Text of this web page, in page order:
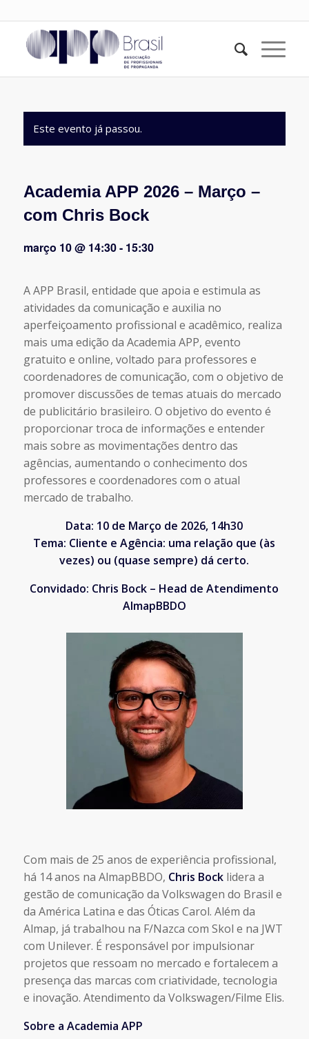
Este evento já passou.
Academia APP 2026 – Março –
com Chris Bock
março 10 @ 14:30- 15:30
A APP Brasil, entidade que apoia e estimula as
atividades da comunicação e auxilia no
aperfeiçoamento profissional e acadêmico, realiza
mais uma edição da Academia APP, evento
gratuito e online, voltado para professores e
coordenadores de comunicação, com o objetivo de
promover discussões de temas atuais do mercado
de publicitário brasileiro. O objetivo do evento é
proporcionar troca de informações e entender
mais sobre as movimentações dentro das
agências, aumentando o conhecimento dos
professores e coordenadores com o atual
mercado de trabalho.
Data: 10 de Março de 2026, 14h30
Tema: Cliente e Agência: uma relação que (às
vezes) ou (quase sempre) dá certo.
Convidado: Chris Bock – Head de Atendimento
AlmapBBDO
Com mais de 25 anos de experiência profissional,
há 14 anos na AlmapBBDO, Chris Bocklidera a
gestão de comunicação da Volkswagen do Brasil e
da América Latina e das Óticas Carol. Além da
Almap, já trabalhou na F/Nazca com Skol e na JWT
com Unilever. É responsável por impulsionar
projetos que ressoam no mercado e fortalecem a
presença das marcas com criatividade, tecnologia
e inovação. Atendimento da Volkswagen/Filme Elis.
Sobre a Academia APP